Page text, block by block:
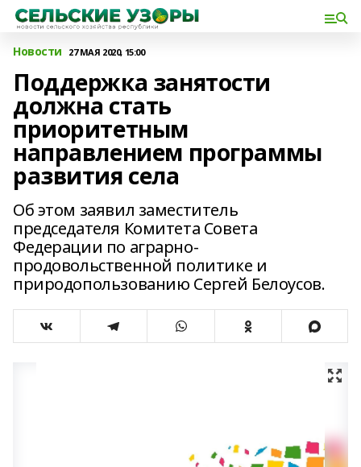
Новости 27 МАЯ 2020, 15:00
Поддержка занятости
должна стать
приоритетным
направлением программы
развития села
Об этом заявил заместитель
председателя Комитета Совета
Федерации по аграрно-
продовольственной политике и
природопользованию Сергей Белоусов.